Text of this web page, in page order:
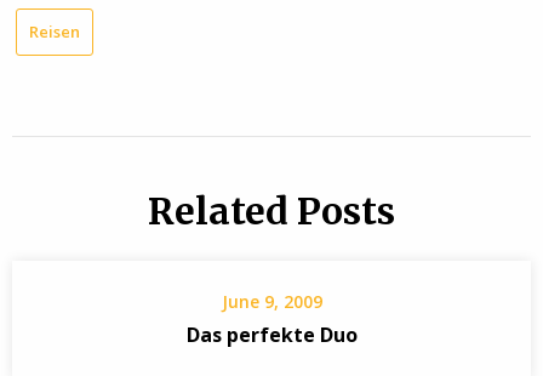
Reisen
Related Posts
June 9, 2009
Das perfekte Duo